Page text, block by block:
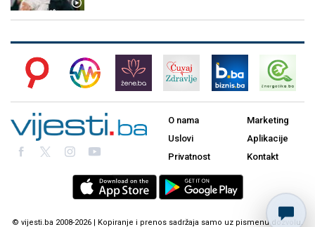
O nama
Uslovi
Privatnost
Marketing
Aplikacije
Kontakt
© vijesti.ba 2008-2026 | Kopiranje i prenos sadržaja samo uz pismenu dozvolu.